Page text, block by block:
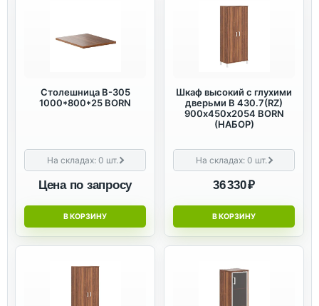
Столешница B-305
1000*800*25 BORN
На складах:0 шт.
Цена по запросу
В КОРЗИНУ
Шкаф высокий с глухими
дверьми B 430.7(RZ)
900х450х2054 BORN
(НАБОР)
На складах:0 шт.
36 330 ₽
В КОРЗИНУ